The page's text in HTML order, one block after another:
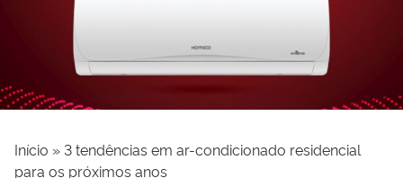
Início » 3 tendências em ar-condicionado residencial
para os próximos anos